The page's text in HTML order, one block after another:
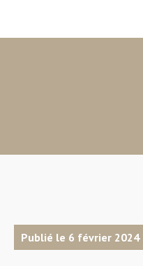
Publié le 6 février 2024